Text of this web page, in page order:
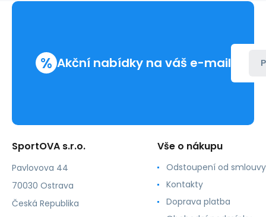
Charmel
% Akční nabídky na váš e-mail
SportOVA s.r.o.
Pavlovova 44
70030 Ostrava
Česká Republika
Vše o nákupu
Odstoupení od smlouvy
Kontakty
Doprava platba